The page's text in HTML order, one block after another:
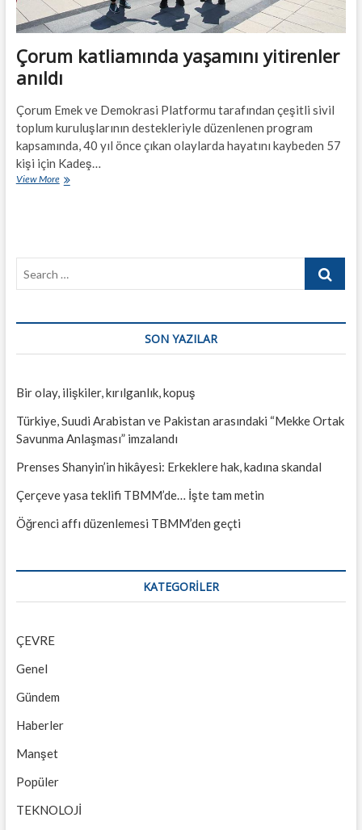
Çorum katliamında yaşamını yitirenler
anıldı
Çorum Emek ve Demokrasi Platformu tarafından çeşitli sivil
toplum kuruluşlarının destekleriyle düzenlenen program
kapsamında, 40 yıl önce çıkan olaylarda hayatını kaybeden 57
kişi için Kadeş…
View MoreÇorum
Search
SON YAZILAR
Bir olay, ilişkiler, kırılganlık, kopuş
Türkiye, Suudi Arabistan ve Pakistan arasındaki “Mekke Ortak
Savunma Anlaşması” imzalandı
Prenses Shanyin’in hikâyesi: Erkeklere hak, kadına skandal
Çerçeve yasa teklifi TBMM’de… İşte tam metin
Öğrenci affı düzenlemesi TBMM’den geçti
KATEGORILER
ÇEVRE
Genel
Gündem
Haberler
Manşet
Popüler
TEKNOLOJİ